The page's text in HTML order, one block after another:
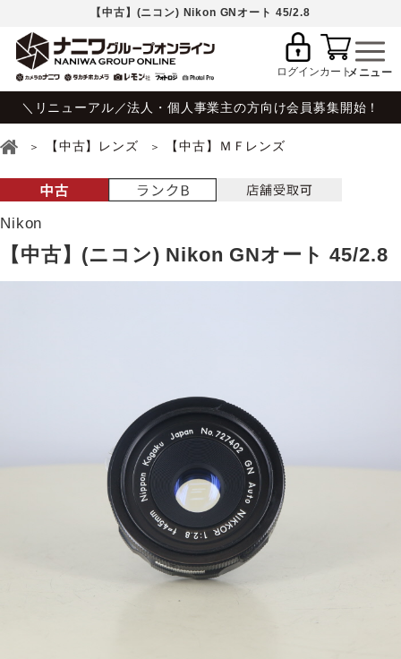
【中古】(ニコン) Nikon GNオート 45/2.8
ログインカート
＼リニューアル／法人・個人事業主の方向け会員募集開始！
【中古】レンズ 【中古】ＭＦレンズ
Nikon
【中古】(ニコン) Nikon GNオート 45/2.8